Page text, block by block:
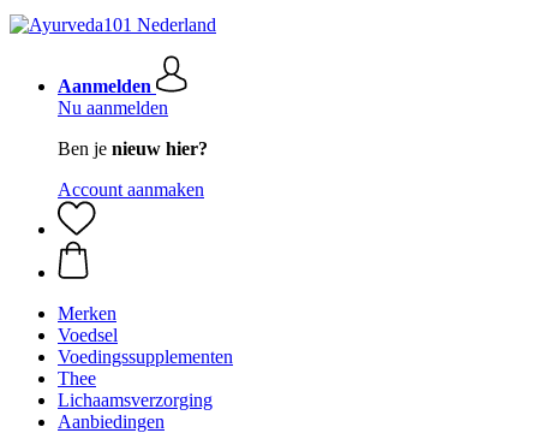
Aanmelden
Nu aanmelden
Ben je nieuw hier?
Account aanmaken
Merken
Voedsel
Voedingssupplementen
Thee
Lichaamsverzorging
Aanbiedingen